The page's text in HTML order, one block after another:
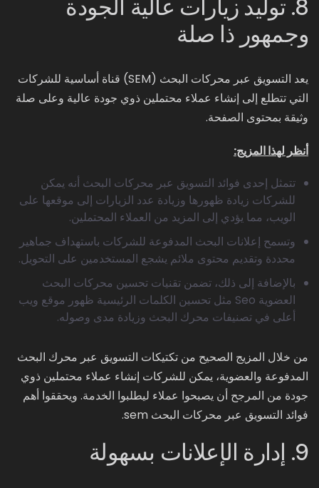
8. توليد زيارات عالية الجودة
وجمهور ذا صلة
يعد التسويق عبر محركات البحث (SEM) قناة أساسية للشركات
التي تتطلع إلى إنشاء عملاء محتملين ذوي جودة عالية وعلى صلة
وثيقة بمحتوى الصفحة.
أنظر لهذا المزيج:
تتمثل إحدى فوائد التسويق عبر محركات البحث أنه يمكن
للشركات زيادة ظهورها وزيادة عدد الزيارات إلى موقعها على
الويب، مما يؤدي إلى المزيد من العملاء المحتملين.
وتسمح إعلانات البحث المدفوعة للشركات باستهداف جماهير
محددة وتقديم محتوى ملائم يشجع المستخدمين على التحويل.
بالإضافة إلى ذلك، تضمن تقنيات تحسين محركات البحث
العضوية Seo مثل تحسين الكلمات الرئيسية ظهور موقع ويب
أعلى في تصنيفات محرك البحث وزيادة مدى وصوله.
من خلال المزيج الصحيح من تكتيكات التسويق عبر محرك البحث
المدفوعة والعضوية، يمكن للشركات إنشاء عملاء محتملين ذوي
جودة من المرجح أن يصبحوا عملاء ليطلبوا الخدمة. ويحققوا أهم
فوائد التسويق عبر محركات البحث sem.
9. إدارة الإعلانات بسهولة